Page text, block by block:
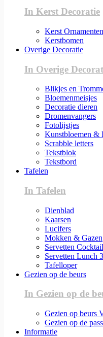
In Kerst Decoratie
Kerst Ornamenten
Kerstbomen
Overige Decoratie
In Overige
Blikjes en
Bloemenmeisjes
Decoratie dieren
Dromenvangers
Fotolijstjes
Kunstbloemen &
Scrabble letters
Tekstblok
Tekstbord
Tafelen
In Tafelen
Dienblad
Kaarsen
Lucifers
Mokken & Gazen
Servetten
Servetten Lunch
Tafelloper
Gezien op de beurs
In Gezien op de
Gezien op beurs
Gezien op de
Informatie